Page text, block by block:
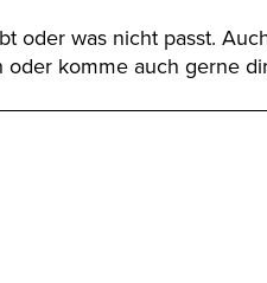
oder was nicht passt.
komme auch gerne